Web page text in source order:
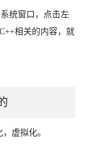
统窗口，点击左
相关的内容，就
虚拟化。